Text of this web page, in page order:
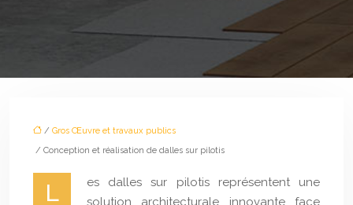
/ Gros Œuvre et travaux publics
/ Conception et réalisation de dalles sur pilotis
L
es dalles sur pilotis représentent une
solution architecturale innovante face